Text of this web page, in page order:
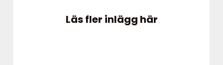
Läs fler inlägg här